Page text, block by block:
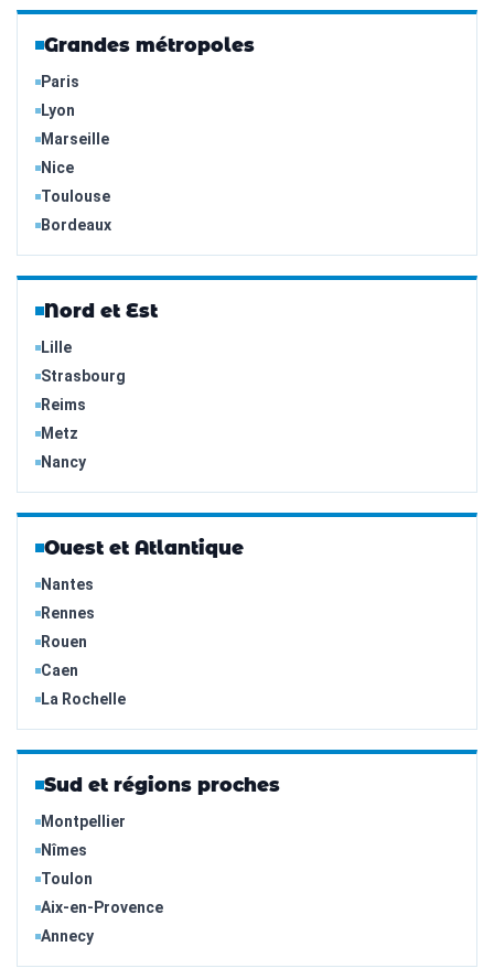
Grandes métropoles
Paris
Lyon
Marseille
Nice
Toulouse
Bordeaux
Nord et Est
Lille
Strasbourg
Reims
Metz
Nancy
Ouest et Atlantique
Nantes
Rennes
Rouen
Caen
La Rochelle
Sud et régions proches
Montpellier
Nîmes
Toulon
Aix-en-Provence
Annecy